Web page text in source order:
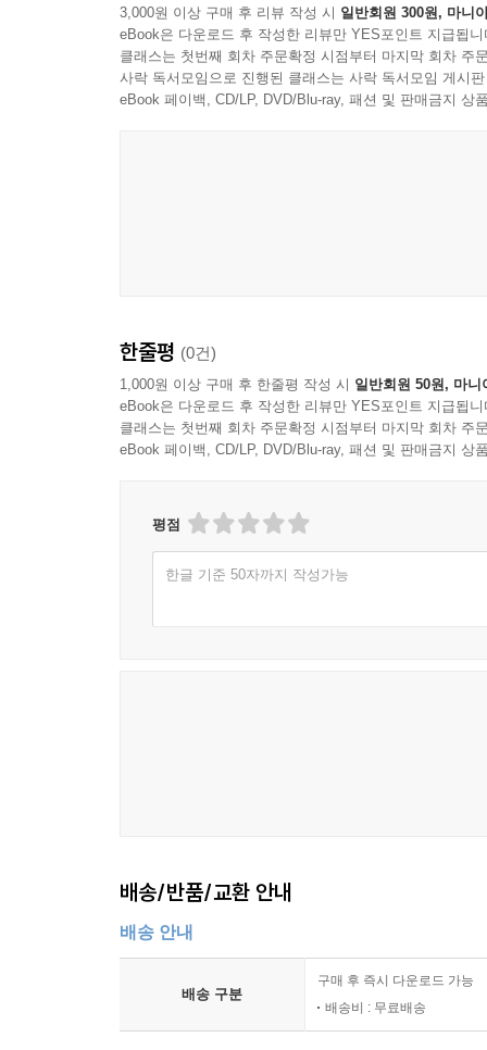
3,000원 이상 구매 후 리뷰 작성 시 일반회원 300원, 마니
eBook은 다운로드 후 작성한 리뷰만 YES포인트 지급됩니
클래스는 첫번째 회차 주문확정 시점부터 마지막 회차 주
사락 독서모임으로 진행된 클래스는 사락 독서모임 게시
eBook 페이백, CD/LP, DVD/Blu-ray, 패션 및 판매금지 상
한줄평 (0건)
1,000원 이상 구매 후 한줄평 작성 시 일반회원 50원, 마니
eBook은 다운로드 후 작성한 리뷰만 YES포인트 지급됩니
클래스는 첫번째 회차 주문확정 시점부터 마지막 회차 주
eBook 페이백, CD/LP, DVD/Blu-ray, 패션 및 판매금지 상
평점
한글 기준 50자까지 작성가능
배송/반품/교환 안내
배송 안내
배송 구분
구매 후 즉시 다운로드 가능
배송비 : 무료배송